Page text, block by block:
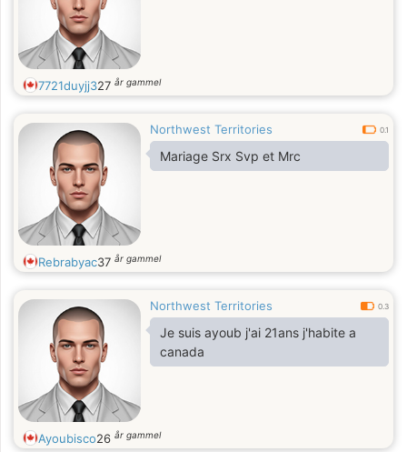
7721duyjj327 år gammel
Northwest Territories 0.1
Mariage Srx Svp et Mrc
Rebrabyac37 år gammel
Northwest Territories 0.3
Je suis ayoub j'ai 21ans j'habite a
canada
Ayoubisco26 år gammel